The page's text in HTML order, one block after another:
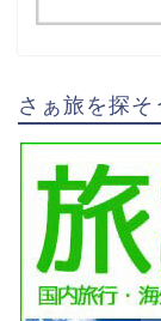
さぁ旅を探そ